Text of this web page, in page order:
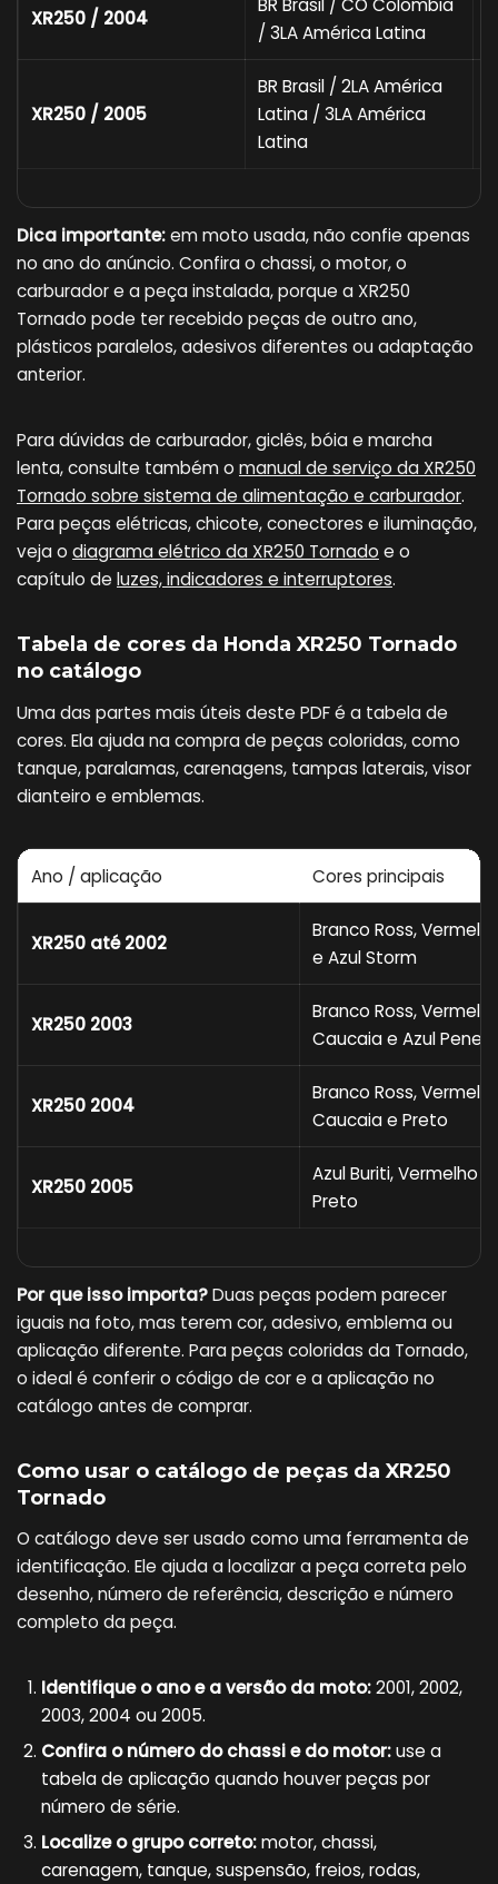
XR250 / 2004
BR Brasil / CO Colômbia
/ 3LA América Latina
XR250 / 2005
BR Brasil / 2LA América
Latina / 3LA América
Latina
Dica importante:em moto usada, não confie apenas
no ano do anúncio. Confira o chassi, o motor, o
carburador e a peça instalada, porque a XR250
Tornado pode ter recebido peças de outro ano,
plásticos paralelos, adesivos diferentes ou adaptação
anterior.
Para dúvidas de carburador, giclês, bóia e marcha
lenta, consulte também o manual de serviço da XR250
Tornado sobre sistema de alimentação e carburador.
Para peças elétricas, chicote, conectores e iluminação,
veja o diagrama elétrico da XR250 Tornado e o
capítulo de luzes, indicadores e interruptores.
Tabela de cores da Honda XR250 Tornado
no catálogo
Uma das partes mais úteis deste PDF é a tabela de
cores. Ela ajuda na compra de peças coloridas, como
tanque, paralamas, carenagens, tampas laterais, visor
dianteiro e emblemas.
Ano / aplicação Cores principais
XR250 até 2002
Branco Ross,
e Azul Storm
XR250 2003
Branco Ross,
Caucaia e Azul
XR250 2004
Branco Ross,
Caucaia e Preto
XR250 2005
Azul Buriti, Vermelho
Preto
Por que isso importa?Duas peças podem parecer
iguais na foto, mas terem cor, adesivo, emblema ou
aplicação diferente. Para peças coloridas da Tornado,
o ideal é conferir o código de cor e a aplicação no
catálogo antes de comprar.
Como usar o catálogo de peças da XR250
Tornado
O catálogo deve ser usado como uma ferramenta de
identificação. Ele ajuda a localizar a peça correta pelo
desenho, número de referência, descrição e número
completo da peça.
Identifique o ano e a versão da moto:2001, 2002,
2003, 2004 ou 2005.
Confira o número do chassi e do motor:use a
tabela de aplicação quando houver peças por
número de série.
Localize o grupo correto:motor, chassi,
carenagem, tanque, suspensão, freios, rodas,